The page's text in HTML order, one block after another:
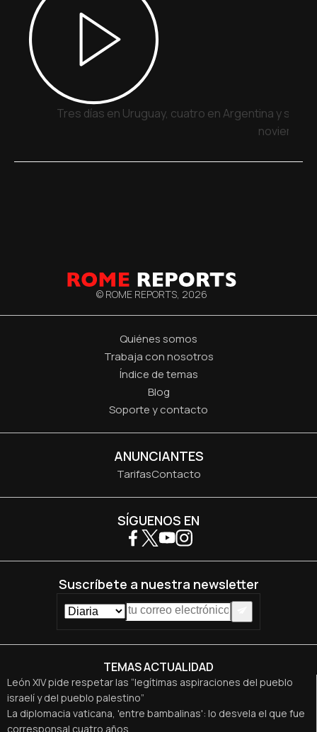
Tres días en Uruguay, cuatro en Argentina y
noviembre
© ROME REPORTS, 2026
Quiénes somos
Trabaja con nosotros
Índice de temas
Blog
Soporte y contacto
ANUNCIANTES
TarifasContacto
TEMAS ACTUALIDAD
León XIV pide respetar las “legítimas aspiraciones del pueblo
israelí y del pueblo palestino”
La diplomacia vaticana, 'entre bambalinas': lo desvela el que fue
corresponsal cuatro años
SÍGUENOS EN
Suscríbete a nuestra newsletter